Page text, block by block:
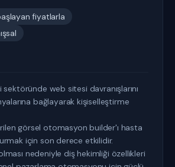
fiyatlarla
web sitesi davranışlarını
bağlayarak kişiselleştirme
görsel otomasyon builder'ı hasta
için son derece etkilidir.
nedeniyle diş hekimliği özellikleri